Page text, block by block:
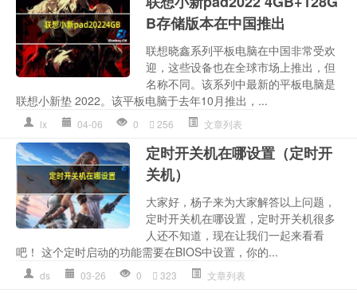
B存储版本在中国推出
联想晓鑫系列平板电脑在中国非常受欢
迎，这些设备也在全球市场上推出，但
名称不同。该系列中最新的平板电脑是
联想小新垫 2022。该平板电脑于去年10月推出，...
lx 04-06 0 256 文章列表
定时开关机在哪设置（定时开
关机）
大家好，杨子来为大家解答以上问题，
定时开关机在哪设置，定时开关机很多
人还不知道，现在让我们一起来看看
吧！ 这个定时启动的功能需要在BIOS中设置，你的...
ds 03-26 0 323 文章列表